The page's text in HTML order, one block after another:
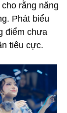
rằng năng
Phát biểu
điểm chưa
tiêu cực.